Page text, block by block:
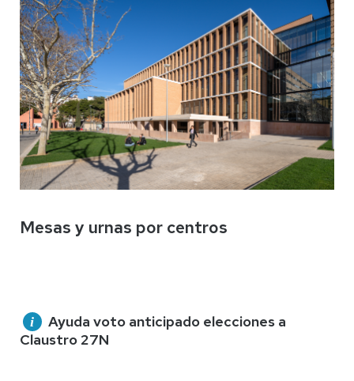
Mesas y urnas por centros
Ayuda voto anticipado elecciones a
Claustro 27N